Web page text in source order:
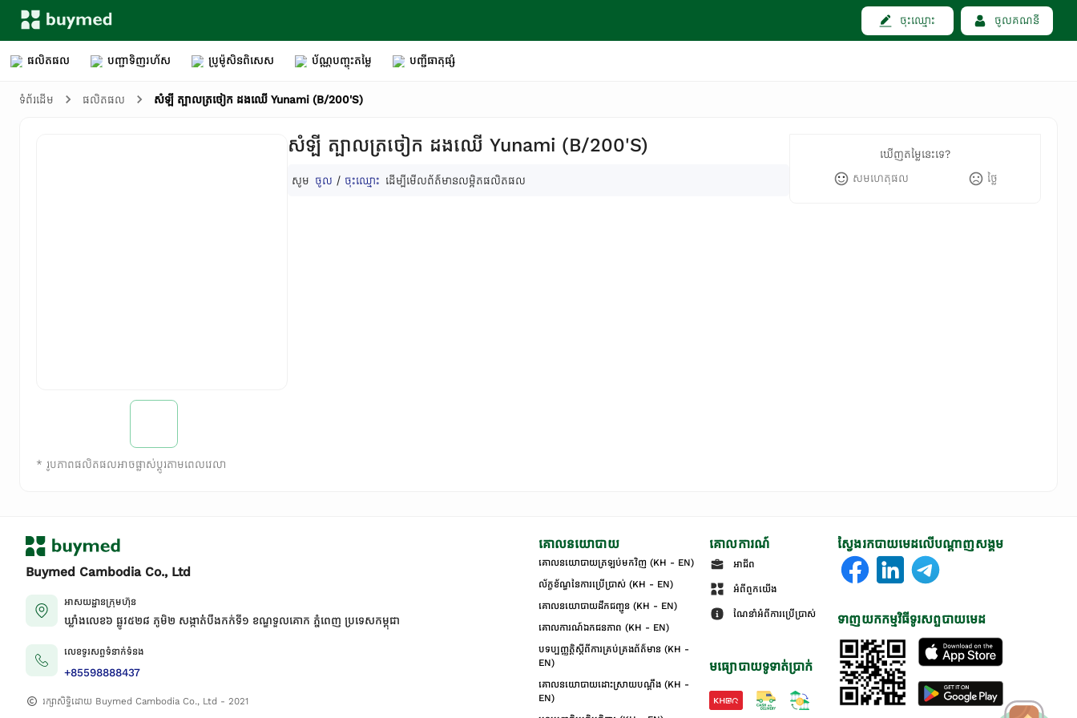
ចុះឈ្មោះ ចូលគណនី
ផលិតផល បញ្ជាទិញរហ័ស ប្រូម៉ូសិនពិសេស ប័ណ្ណបញ្ចុះតម្លៃ បញ្ជីធាតុផ្សំ
ទំព័រដើម ផលិតផល សំឡី ត្បាលត្រចៀក ដងឈើ Yunami (B/200'S)
* រូបភាពផលិតផលអាចផ្លាស់ប្តូរតាមពេលវេលា
សំឡី ត្បាលត្រចៀក ដងឈើ Yunami (B/200'S)
សូម ចូល / ចុះឈ្មោះ ដើម្បីមើលព័ត៌មានលម្អិតផលិតផល
ឃើញតម្លៃនេះទេ?
សមហេតុផល
ថ្លៃ
Buymed Cambodia Co., Ltd
អាសយដ្ឋានក្រុមហ៊ុន
ឃ្លាំងលេខ៦ ផ្លូវ៥២៨ ភូមិ២ សង្កាត់់បឹងកក់ទី១ ខណ្ឌទួលគោក ភ្នំពេញ ប្រទេសកម្ពុជា
លេខទូរសព្ទទំនាក់ទំនង
+85598888437
រក្សាសិទ្ធិដោយ Buymed Cambodia Co., Ltd - 2021
គោលនយោបាយ
គោលនយោបាយត្រឡប់មកវិញ (KH - EN)
ល័ក្ខខ័ណ្ឌនៃការប្រើប្រាស់ (KH - EN)
គោលនយោបាយដឹកជញ្ជូន (KH - EN)
គោលការណ៍ឯកជនភាព (KH - EN)
បទប្បញ្ញត្តិស្តីពីការគ្រប់គ្រងព័ត៌មាន (KH -
EN)
គោលនយោបាយដោះស្រាយបណ្ដឹង (KH -
EN)
គោលការណ៍
អាជីព
អំពីពួកយើង
ណែនាំអំពីការប្រើប្រាស់
មធ្យោបាយទូទាត់ប្រាក់
ស្វែងរកបាយមេដលើបណ្តាញសង្គម
ទាញយកកម្មវិធីទូរសព្ទបាយមេដ